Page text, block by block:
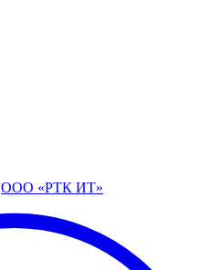
ООО «РТК ИТ»